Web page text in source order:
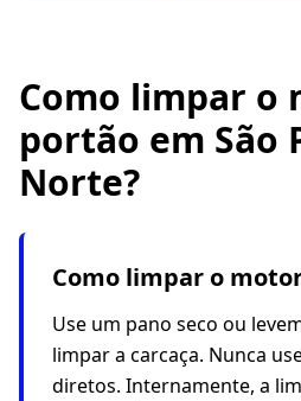
Como limpar o
portão em São
Norte?
Como limpar o
Use um pano seco ou
limpar a carcaça. Nunca
diretos. Internamente, a